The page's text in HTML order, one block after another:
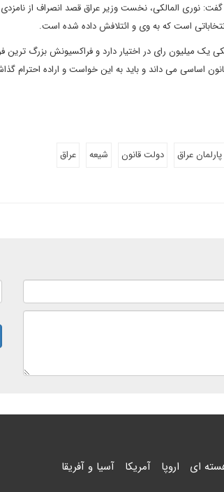
نوری المالکی، نخست وزیر عراق قصد انصراف از
است که به وی و ائتلافش داده شده است.
یک میلیون رای در اختیار دارد و فراکسیونش بزرگ
اساسی می داند و باید به این خواست و اراده
پارلمان عراق دولت قانون شیعه عراق
ای اروپا آمریکا آسیا و آفریقا